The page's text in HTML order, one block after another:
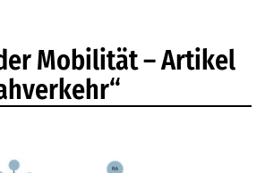
Mobilität – Artikel